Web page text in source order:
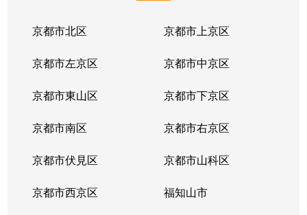
京都市北区 京都市上京区
京都市左京区 京都市中京区
京都市東山区 京都市下京区
京都市南区 京都市右京区
京都市伏見区 京都市山科区
京都市西京区 福知山市